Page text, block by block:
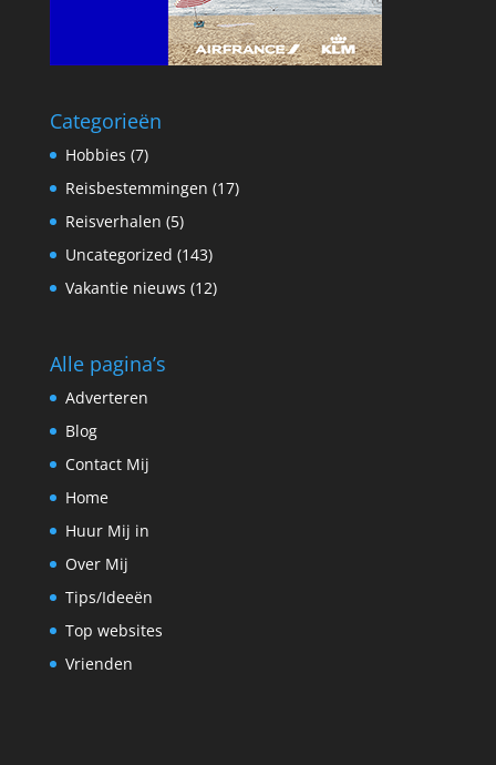
Categorieën
Hobbies (7)
Reisbestemmingen (17)
Reisverhalen (5)
Uncategorized (143)
Vakantie nieuws (12)
Alle pagina’s
Adverteren
Blog
Contact Mij
Home
Huur Mij in
Over Mij
Tips/Ideeën
Top websites
Vrienden